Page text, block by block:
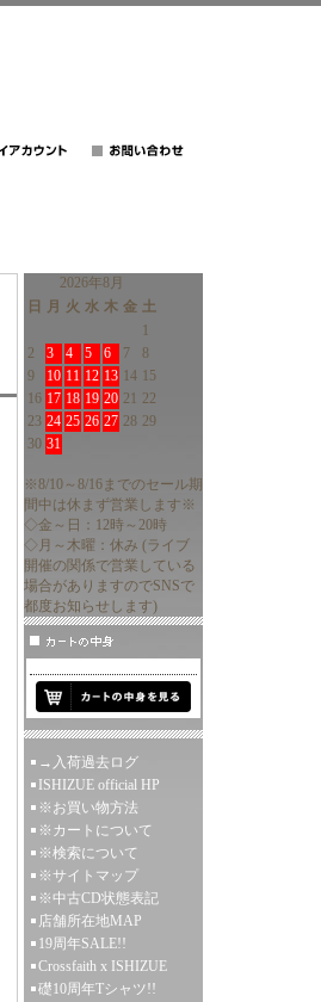
2026年8月
日
月 火 水 木 金 土
1
2
3 4 5 6 7
8
9
10 11 12 13 14 15
16 17 18 19 20 21 22
23 24 25 26 27 28 29
30 31
※8/10～8/16までのセール期
間中は休まず営業します※
◇金～日：12時～20時
◇月～木曜：休み (ライブ
開催の関係で営業している
場合がありますのでSNSで
都度お知らせします)
→入荷過去ログ
ISHIZUE official HP
※お買い物方法
※カートについて
※検索について
※サイトマップ
※中古CD状態表記
店舗所在地MAP
19周年SALE!!
Crossfaith x ISHIZUE
礎10周年Tシャツ!!